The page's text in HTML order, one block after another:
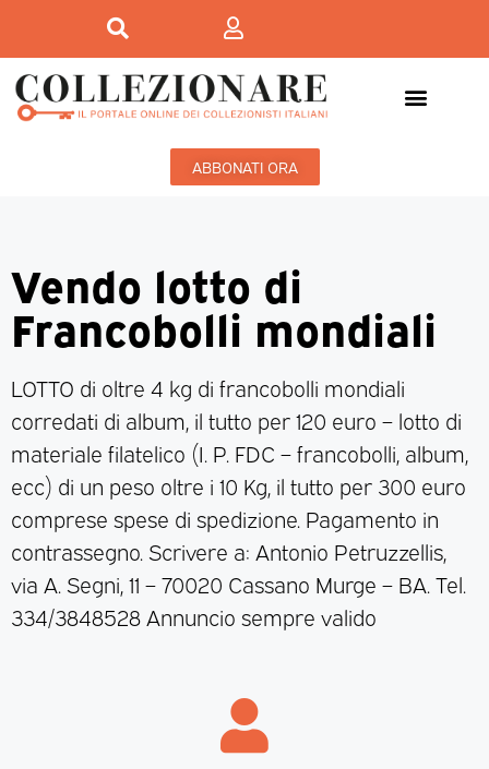
ABBONATI ORA
Vendo lotto di
Francobolli mondiali
LOTTO di oltre 4 kg di francobolli mondiali
corredati di album, il tutto per 120 euro – lotto di
materiale filatelico (I. P. FDC – francobolli, album,
ecc) di un peso oltre i 10 Kg, il tutto per 300 euro
comprese spese di spedizione. Pagamento in
contrassegno. Scrivere a: Antonio Petruzzellis,
via A. Segni, 11 – 70020 Cassano Murge – BA. Tel.
334/3848528 Annuncio sempre valido